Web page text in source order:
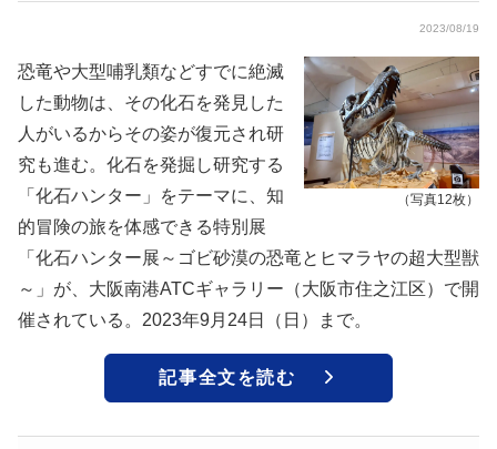
2023/08/19
（写真12枚）
恐竜や大型哺乳類などすでに絶滅
した動物は、その化石を発見した
人がいるからその姿が復元され研
究も進む。化石を発掘し研究する
「化石ハンター」をテーマに、知
的冒険の旅を体感できる特別展
「化石ハンター展～ゴビ砂漠の恐竜とヒマラヤの超大型獣
～」が、大阪南港ATCギャラリー（大阪市住之江区）で開
催されている。2023年9月24日（日）まで。
記事全文を読む